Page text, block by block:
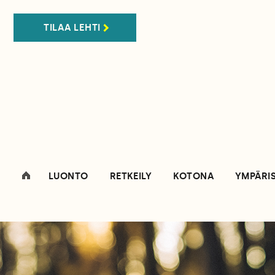
TILAA LEHTI
LUONTO RETKEILY KOTONA